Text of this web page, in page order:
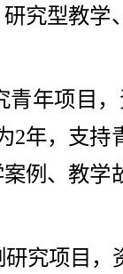
究型教学
青年项目
2年，支持
例、教学
研究项目